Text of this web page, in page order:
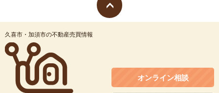
久喜市・加須市の不動産売買情報
オンライン相談